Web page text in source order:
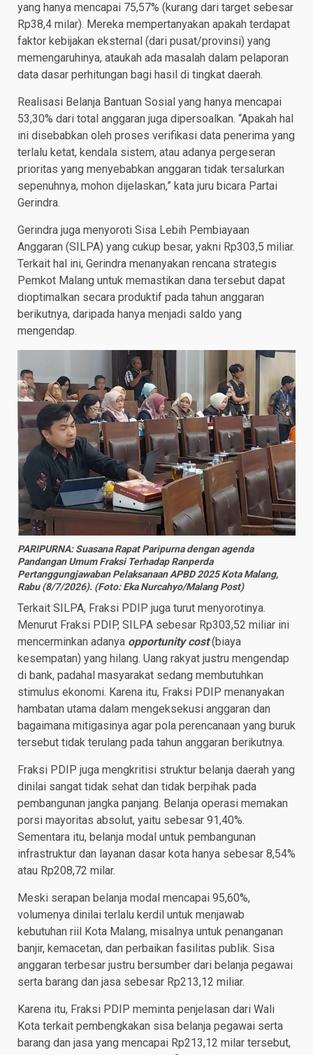
yang hanya mencapai 75,57% (kurang dari target sebesar
Rp38,4 milar). Mereka mempertanyakan apakah terdapat
faktor kebijakan eksternal (dari pusat/provinsi) yang
memengaruhinya, ataukah ada masalah dalam pelaporan
data dasar perhitungan bagi hasil di tingkat daerah.
Realisasi Belanja Bantuan Sosial yang hanya mencapai
53,30% dari total anggaran juga dipersoalkan. “Apakah hal
ini disebabkan oleh proses verifikasi data penerima yang
terlalu ketat, kendala sistem, atau adanya pergeseran
prioritas yang menyebabkan anggaran tidak tersalurkan
sepenuhnya, mohon dijelaskan,” kata juru bicara Partai
Gerindra.
Gerindra juga menyoroti Sisa Lebih Pembiayaan
Anggaran (SILPA) yang cukup besar, yakni Rp303,5 miliar.
Terkait hal ini, Gerindra menanyakan rencana strategis
Pemkot Malang untuk memastikan dana tersebut dapat
dioptimalkan secara produktif pada tahun anggaran
berikutnya, daripada hanya menjadi saldo yang
mengendap.
PARIPURNA: Suasana Rapat Paripurna dengan agenda
Pandangan Umum Fraksi Terhadap Ranperda
Pertanggungjawaban Pelaksanaan APBD 2025 Kota Malang,
Rabu (8/7/2026). (Foto: Eka Nurcahyo/Malang Post)
Terkait SILPA, Fraksi PDIP juga turut menyorotinya.
Menurut Fraksi PDIP, SILPA sebesar Rp303,52 miliar ini
mencerminkan adanya opportunity cost(biaya
kesempatan) yang hilang. Uang rakyat justru mengendap
di bank, padahal masyarakat sedang membutuhkan
stimulus ekonomi. Karena itu, Fraksi PDIP menanyakan
hambatan utama dalam mengeksekusi anggaran dan
bagaimana mitigasinya agar pola perencanaan yang buruk
tersebut tidak terulang pada tahun anggaran berikutnya.
Fraksi PDIP juga mengkritisi struktur belanja daerah yang
dinilai sangat tidak sehat dan tidak berpihak pada
pembangunan jangka panjang. Belanja operasi memakan
porsi mayoritas absolut, yaitu sebesar 91,40%.
Sementara itu, belanja modal untuk pembangunan
infrastruktur dan layanan dasar kota hanya sebesar 8,54%
atau Rp208,72 milar.
Meski serapan belanja modal mencapai 95,60%,
volumenya dinilai terlalu kerdil untuk menjawab
kebutuhan riil Kota Malang, misalnya untuk penanganan
banjir, kemacetan, dan perbaikan fasilitas publik. Sisa
anggaran terbesar justru bersumber dari belanja pegawai
serta barang dan jasa sebesar Rp213,12 miliar.
Karena itu, Fraksi PDIP meminta penjelasan dari Wali
Kota terkait pembengkakan sisa belanja pegawai serta
barang dan jasa yang mencapai Rp213,12 milar tersebut,